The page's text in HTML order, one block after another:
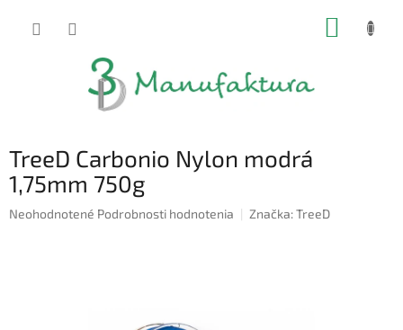
TreeD Carbonio Nylon modrá
1,75mm 750g
Priemerné
Neohodnotené Podrobnosti hodnotenia Značka:TreeD